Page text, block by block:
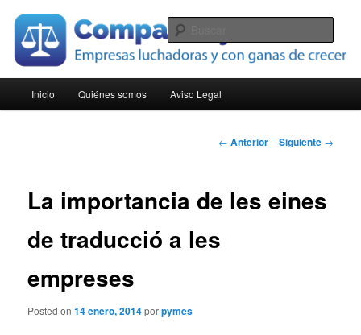
contenido
principalCompara Pymes
principal
Inicio Quiénes somos Aviso Legal
Navegación
← Anterior Siguiente →
La importancia de les eines
de traducció a les
empreses
Posted on14 enero, 2014porpymes